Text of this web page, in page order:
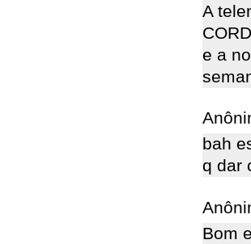
A
e a
bah
q dar
Bom